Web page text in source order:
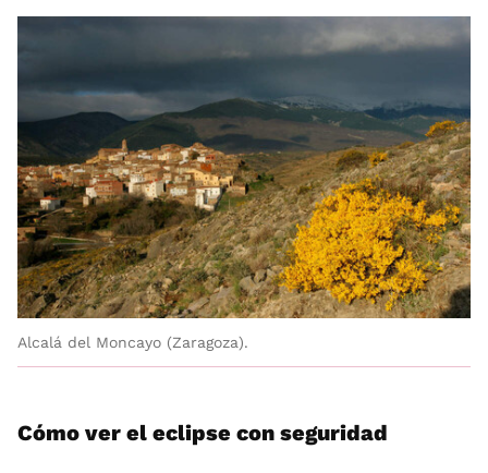
Alcalá del Moncayo (Zaragoza).
Cómo ver el eclipse con seguridad